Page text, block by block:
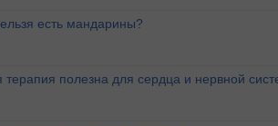
есть мандарины?
терапия полезна для сердца и нервной